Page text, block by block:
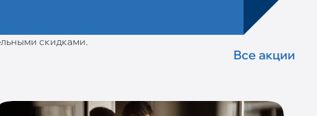
скидками.
Все акции